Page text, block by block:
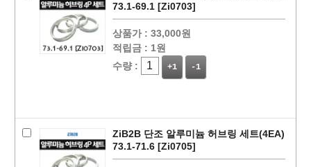
73.1-69.1 [Zi0703]
상품가 : 33,000원
적립금 : 1원
수량 :
+1 -1
ZiB2B 단조 알루미늄 허브링 세트(4EA)
73.1-71.6 [Zi0705]